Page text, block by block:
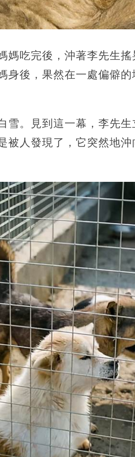
吃完後，沖著李先生搖
身後，果然在一處偏僻
雪。見到這一幕，李先
被人發現了，它突然地